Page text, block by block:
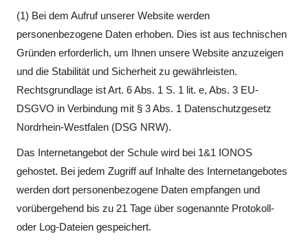
(1) Bei dem Aufruf unserer Website werden
personenbezogene Daten erhoben. Dies ist aus technischen
Gründen erforderlich, um Ihnen unsere Website anzuzeigen
und die Stabilität und Sicherheit zu gewährleisten.
Rechtsgrundlage ist Art. 6 Abs. 1 S. 1 lit. e, Abs. 3 EU-
DSGVO in Verbindung mit § 3 Abs. 1 Datenschutzgesetz
Nordrhein-Westfalen (DSG NRW).
Das Internetangebot der Schule wird bei 1&1 IONOS
gehostet. Bei jedem Zugriff auf Inhalte des Internetangebotes
werden dort personenbezogene Daten empfangen und
vorübergehend bis zu 21 Tage über sogenannte Protokoll-
oder Log-Dateien gespeichert.